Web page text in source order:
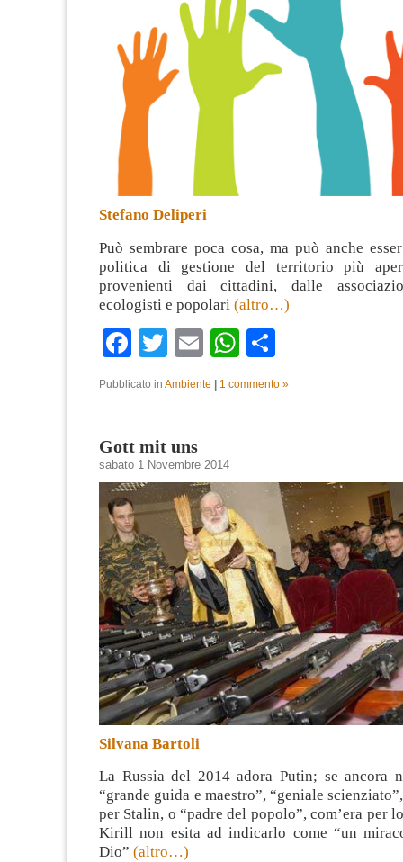
Stefano Deliperi
Può sembrare poca cosa, ma può anche
politica di gestione del territorio più
provenienti dai cittadini, dalle
ecologisti e popolari (altro…)
Facebook
TwitterEmailWhatsApp
Pubblicato in Ambiente | 1 commento »
Gott mit uns
sabato 1 Novembre 2014
Silvana Bartoli
La Russia del 2014 adora Putin; se ancora
“grande guida e maestro”, “geniale
per Stalin, o “padre del popolo”, com’era per
Kirill non esita ad indicarlo come “un
Dio” (altro…)